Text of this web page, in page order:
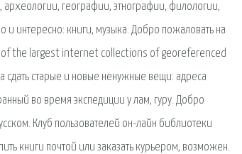
географии, этнографии, филологии,
и интересно: книги, музыка. Добро пожаловать на
of the largest internet collections of georeferenced
старые и новые ненужные вещи: адреса
во время экспедиции у лам, гуру. Добро
Клуб пользователей он-лайн библиотеки
книги почтой или заказать курьером, возможен.